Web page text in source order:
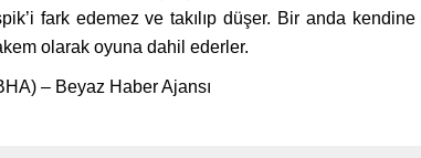
fark edemez ve takılıp düşer. Bir anda
olarak oyuna dahil ederler.
– Beyaz Haber Ajansı